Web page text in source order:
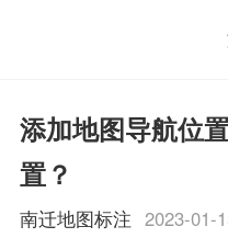
添加地图导航位
置？
南迁地图标注 2023-01-